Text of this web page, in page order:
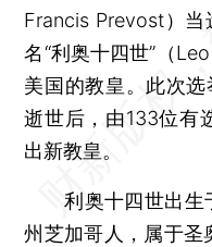
Francis Prevost）
名“利奥十四世”（
美国的教皇。此次
逝世后，由133位有
出新教皇。
利奥十四世出生
州芝加哥人，属于圣